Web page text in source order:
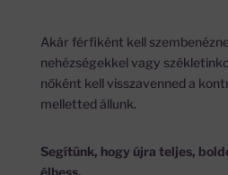
Akár férfiként kell
nehézségekkel vagy
nőként kell visszavenned a
melletted állunk.
Segítünk, hogy újra teljes,
élhess.